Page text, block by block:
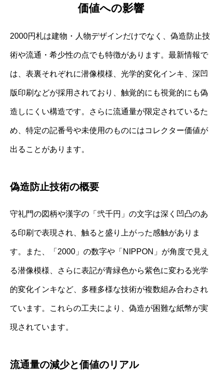
価値への影響
2000円札は建物・人物デザインだけでなく、偽造防止技
術や流通・希少性の点でも特徴があります。最新情報で
は、表裏それぞれに潜像模様、光学的変化インキ、深凹
版印刷などが採用されており、触覚的にも視覚的にも偽
造しにくい構造です。さらに流通量が限定されているた
め、特定の記番号や未使用のものにはコレクター価値が
出ることがあります。
偽造防止技術の概要
守礼門の図柄や漢字の「弐千円」の文字は深く凹凸のあ
る印刷で表現され、触ると盛り上がった感触がありま
す。また、「2000」の数字や「NIPPON」が角度で見え
る潜像模様、さらに表記が青緑色から紫色に変わる光学
的変化インキなど、多種多様な技術が複数組み合わされ
ています。これらの工夫により、偽造が困難な紙幣が実
現されています。
流通量の減少と価値のリアル